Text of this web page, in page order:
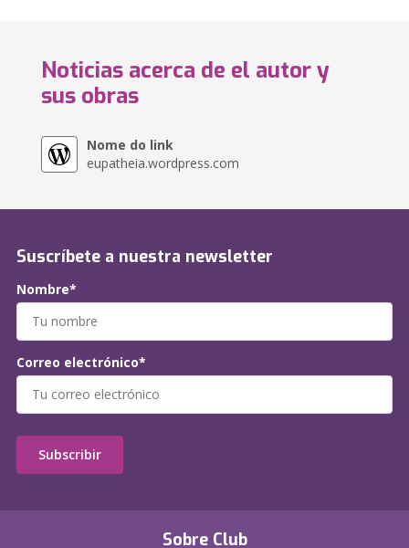
Noticias acerca de el autor y
sus obras
Nome do link
eupatheia.wordpress.com
Sobre Club
Suscríbete a nuestra newsletter
Nombre*
Correo electrónico*
Subscribir